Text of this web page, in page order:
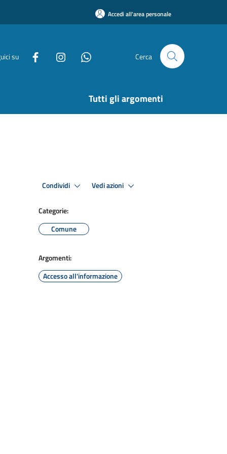
Accedi all'area personale
su Cerca
Tutti gli argomenti
Condividi Vedi azioni
Categorie:
Comune
Argomenti:
Accesso all'informazione